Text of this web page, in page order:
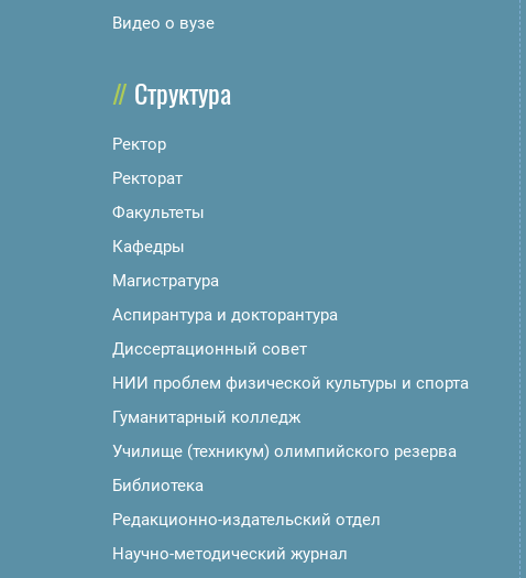
Видео о вузе
Структура
Ректор
Ректорат
Факультеты
Кафедры
Магистратура
Аспирантура и докторантура
Диссертационный совет
НИИ проблем физической культуры и спорта
Гуманитарный колледж
Училище (техникум) олимпийского резерва
Библиотека
Редакционно-издательский отдел
Научно-методический журнал